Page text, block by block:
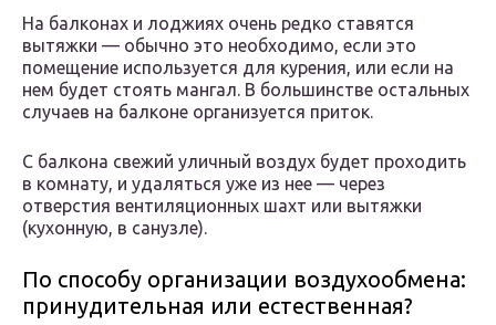
На балконах и лоджиях очень редко ставятся
вытяжки — обычно это необходимо, если это
помещение используется для курения, или если на
нем будет стоять мангал. В большинстве остальных
случаев на балконе организуется приток.
С балкона свежий уличный воздух будет проходить
в комнату, и удаляться уже из нее — через
отверстия вентиляционных шахт или вытяжки
(кухонную, в санузле).
По способу организации воздухообмена:
принудительная или естественная?